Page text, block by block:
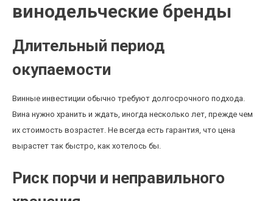
винодельческие бренды
Длительный период
окупаемости
Винные инвестиции обычно требуют долгосрочного подхода.
Вина нужно хранить и ждать, иногда несколько лет, прежде чем
их стоимость возрастет. Не всегда есть гарантия, что цена
вырастет так быстро, как хотелось бы.
Риск порчи и неправильного